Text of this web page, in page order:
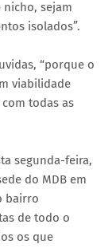
sejam
isolados”.
“porque o
viabilidade
todas as
segunda-feira,
do MDB em
bairro
de todo o
os que